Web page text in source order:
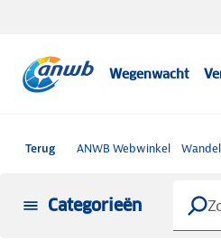
Wegenwacht
Terug ANWB Webwinkel
Categorieën